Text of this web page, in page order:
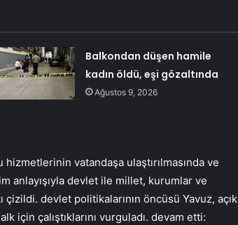
Balkondan düşen hamile
kadın öldü, eşi gözaltında
Ağustos 9, 2026
vatandaşa ulaştırılmasında ve
anlayışıyla devlet ile millet, kurumlar ve
devlet politikalarının öncüsü Yavuz, açık
için çalıştıklarını vurguladı. devam etti: